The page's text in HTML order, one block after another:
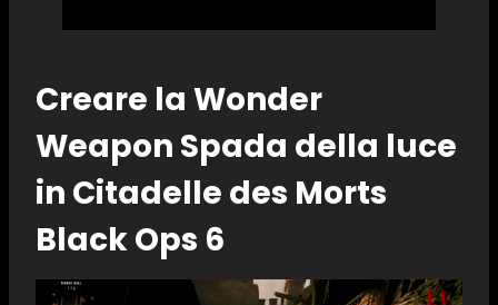
Creare la Wonder
Weapon Spada della luce
in Citadelle des Morts
Black Ops 6